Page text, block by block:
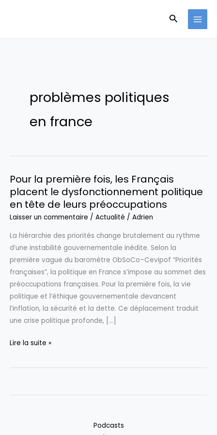
problèmes politiques
en france
Pour la première fois, les Français
placent le dysfonctionnement politique
en tête de leurs préoccupations
Laisser un commentaire / Actualité / Adrien
La hiérarchie des priorités change brutalement au rythme
d’une instabilité gouvernementale inédite. Selon la
première vague du baromètre ObSoCo–Cevipof “Priorités
françaises”, la politique en France s’impose au sommet des
préoccupations françaises. Pour la première fois, la vie
politique et l’éthique gouvernementale devancent
l’inflation, la sécurité et la dette. Ce déplacement traduit
une crise politique profonde, […]
Pour
première
Lire la suite »
Podcasts